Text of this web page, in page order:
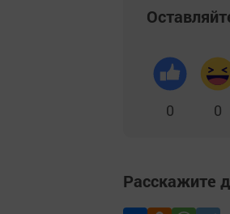
0 0
Расскажите